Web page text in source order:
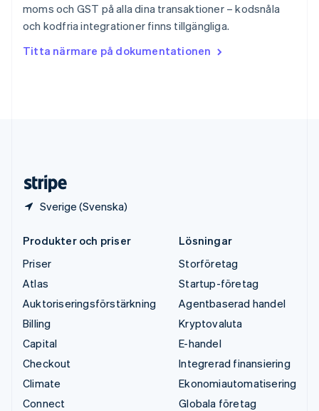
moms och GST på alla dina transaktioner – kodsnåla
och kodfria integrationer finns tillgängliga.
Titta närmare på dokumentationen
Sverige (Svenska)
Thailand
ไทยEnglish
English
Produkter och priser
Priser
Atlas
Auktoriseringsförstärkning
Billing
Capital
Checkout
Climate
Connect
Lösningar
Storföretag
Startup-företag
Agentbaserad handel
Kryptovaluta
E-handel
Integrerad finansiering
Ekonomiautomatisering
Globala företag